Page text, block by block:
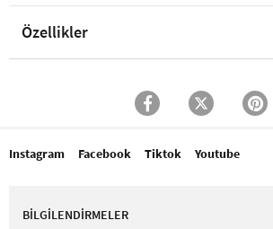
Özellikler
Instagram Facebook Tiktok Youtube
BİLGİLENDİRMELER